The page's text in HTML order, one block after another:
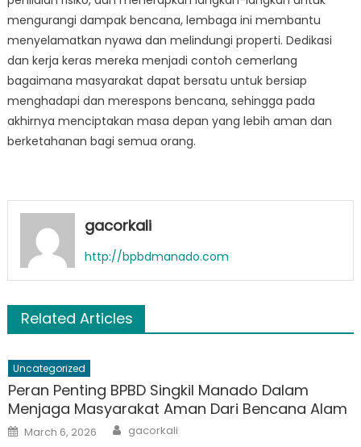
mengurangi dampak bencana, lembaga ini membantu
menyelamatkan nyawa dan melindungi properti. Dedikasi
dan kerja keras mereka menjadi contoh cemerlang
bagaimana masyarakat dapat bersatu untuk bersiap
menghadapi dan merespons bencana, sehingga pada
akhirnya menciptakan masa depan yang lebih aman dan
berketahanan bagi semua orang.
gacorkali
http://bpbdmanado.com
Related Articles
Uncategorized
Peran Penting BPBD Singkil Manado Dalam
Menjaga Masyarakat Aman Dari Bencana Alam
Posted
on
March 6, 2026 Author
gacorkali